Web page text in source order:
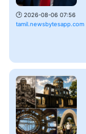
🕑 2026-08-06 07:56
tamil.newsbytesapp.com